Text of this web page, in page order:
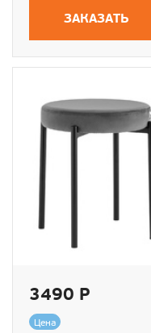
ЗАКАЗАТЬ
3490 Р
Цена